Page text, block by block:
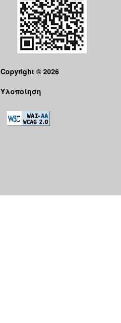
Copyright © 2026
Υλοποίηση